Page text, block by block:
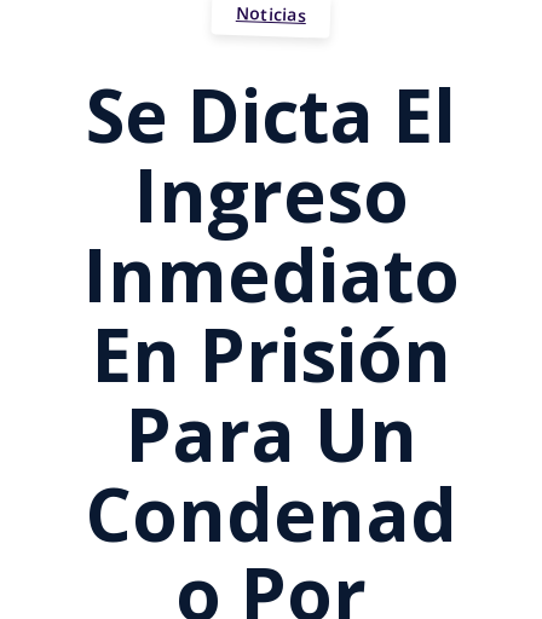
Noticias
Se Dicta El
Ingreso
Inmediato
En Prisión
Para Un
Condenad
O Por